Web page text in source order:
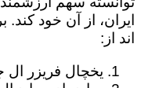
ایران، از آن خود
اند از:
یخچال فریزر